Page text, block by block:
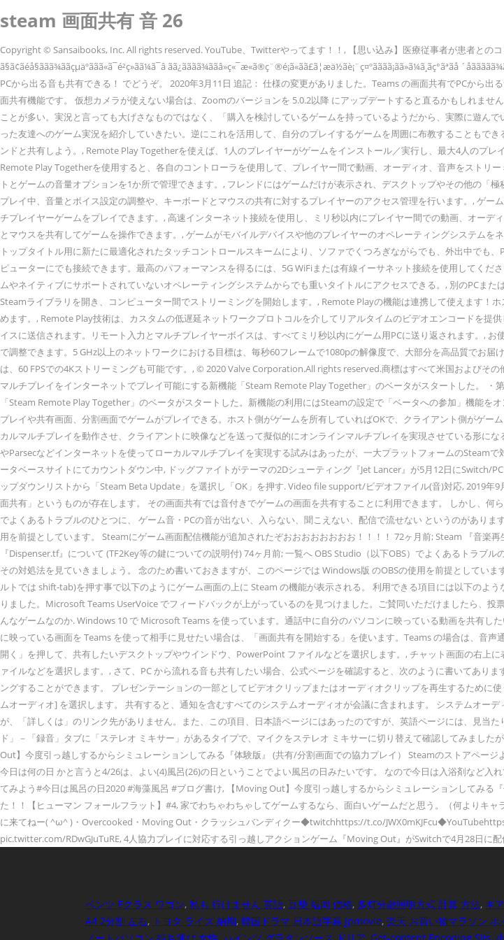
steam 画面共有 音 26
Copyright © Sansaibooks, Inc. All rights reserved. YouTube、Twitterやってます！！, 【思い込み】医療従事者が患者との
ã§ã¢ãéå§ããã¾ããçµäºããã«ã¯é²ç»ãã¼ã¯â ãã¿ãããã¾ããâ»ç«¯æ«ã®ç¨®é¡ã«ãã£ã¦æä½ãè¡¨ç¤ºãããã¡ãã»ã¼ã¸ãç°ãªãå
PCから出る音も共有できる！ でどうぞ。 2020年3月11日 追記： 仕様の変更がありました。Teams の画面共有でPCから
面共有機能です。 仮想カメラが使えない場合は、Zoomのバージョンを 5.0.2以降 にアップデートすると直るかもしれま
ことが多い。実況と言っても大げさなものではなく、「購入を検討しているゲームを持っているようだから、実際に遊ん
った友達へのゲーム実況を紹介していきたい。逆にこれを活用して、自分のプレイするゲームを周囲に布教することもで
ンドと共有しよう。, Remote Play Togetherを使えば、1人のプレイヤーがゲームをインストール／実行し、最大4人のプ
Remote Play Togetherを使用すると、各自のコントローラを使用して、プレイヤー間で動画、オーディオ、音声をスト
トとゲームの音量オプションを1か所で管理できます。, フレンドにはゲームだけが表示され、デスクトップやその他の
プレイ中、音量とボイス設定の調整や、キーボードとマウスの共有に対するプレイヤーのアクセス管理を行います。, ゲ
チプレイヤーゲームをプレイできます。, 高速インターネット接続を使用し、ミリ秒以内にプレイヤー間での動画、オー
とマウスを共有してゲームを操作できます。, ゲームがモバイルデバイスや他のプレイヤーのオペレーティングシステム
トップタイトル用に新たに最適化されたタッチコントロールスキームにより、ソファでくつろぎながらでも、外出中でも
ピューターにでも接続できます。最高のパフォーマンスを得るには、5G WiFiまたは有線イーサネット接続を使用してく
ムやネイティブにサポートされていないオペレーティングシステムからでも重いタイトルにアクセスできる。, 別のPCま
Steamライブラリを開き、コンピューター間でストリーミングを開始します。, Remote Playの機能は連携して使えます！
めます。, Remote Play技術は、カスタムの低遅延ネットワークプロトコルを介してリアルタイムのビデオエンコードを
イスに送信されます。リモート入力とマルチプレイヤーボイスは、すべてミリ秒以内にゲーム用PCに送り返されます。,
で調整できます。5 GHz以上のネットワークにおける目標は、毎秒60フレームで1080pの解像度で、大部分を高品質でお
は、60 FPSでの4Kストリーミングも可能です。, © 2020 Valve Corporation.All rights reserved.商標はすべて米国およびそ
マルチプレイをインターネットでプレイ可能にする新機能「Steam Remote Play Together」のベータがスタートした。
「Steam Remote Play Together」のベータがスタートした。新機能の利用にはSteamの設定で「ベータへの参加」機能
プレイや共有画面、分割画面でゲームがプレイできる。ホスト側がゲームを所有していればOKで、クライアント側がゲ
カルマルチプレイを動作させ、クライアントに映像などを送って擬似的にオンラインマルチプレイを実現させている形に
やParsecなどインターネットを使ってローカルマルチプレイを実現する試みはあったが、一大プラットフォームのSteam
ータベースサイトにてカウントダウン中, ドッグファイトがテーマの2Dシューティング『Jet Lancer』が5月12日に
ップダウンリストから「Steam Beta Update」を選択し「OK」を押す. Video file support/ビデオファイル(音)対応, 2019
面共有」というものが存在します。 その画面共有では音付きでゲームの画面を共有することに利用できます。 しかし、何
でよくあるトラブルのひとつに、 ゲーム音・PCの音が出ない、入らない、聞こえない、配信で流せない というのがあり
用を前提としています。 Steamにゲーム画面配信機能が追加されたぞおおおおおおおお！！！！ 72ヶ月前; Steam 『音
『Dispenser.tf』について (TF2Key等の鍵についての説明付) 74ヶ月前; 一覧へ OBS Studio（以下OBS）でよくあるトラブ
その対処法を見ていきましょう。 念のため書いておきますが、このページでは Windows版 のOBSの使用を前提としてい
ルトでは shift-tab)を押す事で以下のようにゲーム画面の上に Steam の機能が表示される。 利用できる項目には以下のよ
りました。Microsoft Teams UserVoice でフィードバックが上がっているのを見つけました。ご賛同いただけましたら、
んなゲームなのか. Windows 10 で Microsoft Teams を使っています。通話中に自分のパソコンに映っている動画を共有
に映っている画面を Teams を使って相手に見せたい場合は、「画面共有を開始する」を使います。Teams の場合は、音
開く」を押して、共有したいデスクトップやウインドウ、PowerPoint ファイルなどを選択します。, チャット画面の右
ァイルなどを選択します。, さて、PC から流れる音も共有したい場合、公式ページを確認すると、次のように書いてあり
ングすることができます。 プレゼンテーションの一部としてビデオクリップまたはオーディオクリップを再生するため
ムオーディオ] を選択します。 共有すると、通知を含むすべてのシステムオーディオが会議に含まれます。 システムオー
が、「詳しくは」のリンク先がありません。また、この項目、日本語ページにはあったのですが、英語ページには、見当
ド」－「録音」タブに「ステレオ ミキサー」があるタイプで、マイクをステレオ ミキサーに切り替えて確認してみまし
Out】今度引っ越しするからシミュレーションしてみる『体験版』 (共有/分割画面での協力プレイ） Steamのストアペー
今日は何の日 かと言うと4/26は、よい(4)風呂(26)の日ということでよい風呂の日みたいです。 なので今日は入浴剤など
てみよう#今日は風呂の日2020 #海藻風呂 #ブログ書け, 【Moving Out】今度引っ越しするからシミュレーションしてみ
た！！【ヒューマン フォールフラット】#4, 家でわちゃわちゃしてゲームするなら、面白いゲームだと思う。（何よりキ
に来てねー( ^ω^ )・Overcooked・Moving Out・クラッシュバンディクー◆twitchhttps://t.co/
pic.twitter.com/RDwGJuTuRE, 4人協力プレイに対応する引っ越しアクションゲーム『Moving Out』がSwitchで4月28日に配
ベンツ Eクラス ワゴン, 私も 行けません 英語, 豆柴 福岡 価格, 多灯分散照明方式 計算 方法, ギ
A4 2分割 左右, トヨタ ライズ 納期, 韓国ドラマ 日本語字幕 Jpmovie, 楽天 お買い物マラソン ポ